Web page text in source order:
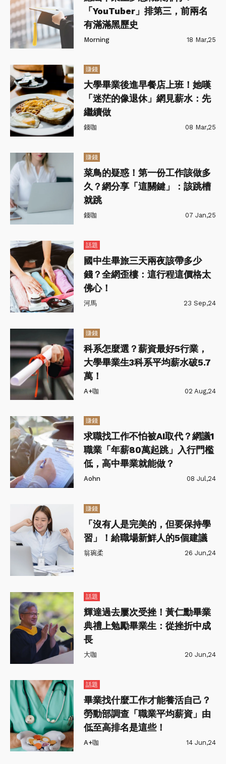
「YouTuber」排第三，前兩名
有滿滿黑歷史
Morning 18 Mar,25
賺錢
大學畢業後進早餐店上班！她嘆
「迷茫的像退休」網見薪水：先
繼續做
錢咖 08 Mar,25
賺錢
菜鳥的疑惑！第一份工作該做多
久？網分享「這關鍵」：該跳槽
就跳
錢咖 07 Jan,25
話題
國中生畢旅三天兩夜該帶多少
錢？全網歪樓：這行程這價格太
佛心！
河馬 23 Sep,24
賺錢
科系怎麼選？薪資最好5行業，
大學畢業生3科系平均薪水破5.7
萬！
A+咖 02 Aug,24
賺錢
求職找工作不怕被AI取代？網議1
職業「年薪80萬起跳」入行門檻
低，高中畢業就能做？
Aohn 08 Jul,24
賺錢
「沒有人是完美的，但要保持學
習」！給職場新鮮人的5個建議
翁琬柔 26 Jun,24
話題
輝達過去屢次受挫！黃仁勳畢業
典禮上勉勵畢業生：從挫折中成
長
大咖 20 Jun,24
話題
畢業找什麼工作才能養活自己？
勞動部調查「職業平均薪資」由
低至高排名是這些！
A+咖 14 Jun,24